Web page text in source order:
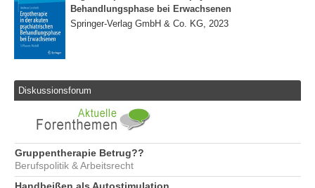
Behandlungsphase bei Erwachsenen
Springer-Verlag GmbH & Co. KG, 2023
Diskussionsforum
Gruppentherapie Betrug??
Berufspolitik & Arbeitsrecht